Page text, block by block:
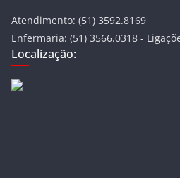
Atendimento: (51) 3592.8169
Enfermaria: (51) 3566.0318 -
Localização: